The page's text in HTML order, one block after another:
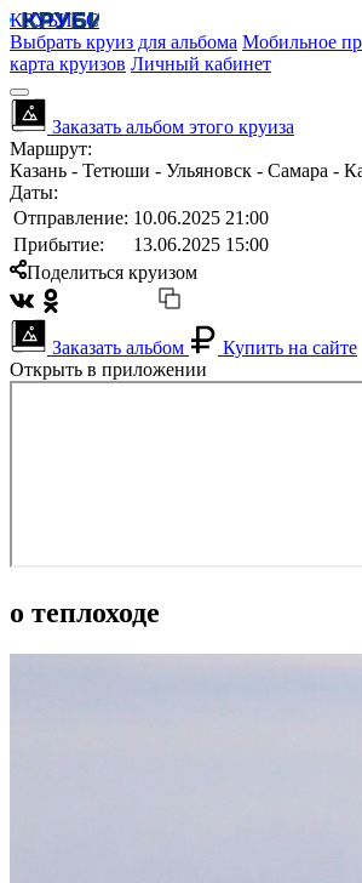
КРУБИСС
Выбрать круиз для альбома Мобильное
карта круизов Личный кабинет
Заказать альбом этого круиза
Маршрут:
Казань - Тетюши - Ульяновск - Самара -
Даты:
Отправление: 10.06.2025 21:00
Прибытие:
13.06.2025 15:00
Поделиться круизом
Заказать альбом
Купить на сайте
Открыть в приложении
о теплоходе